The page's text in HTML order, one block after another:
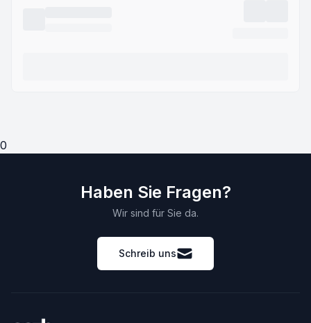
0
Haben Sie Fragen?
Wir sind für Sie da.
Schreib uns